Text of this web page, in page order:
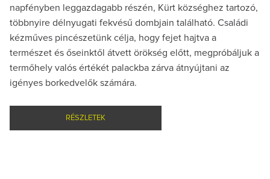
napfényben leggazdagabb részén, Kürt községhez tartozó,
többnyire délnyugati fekvésű dombjain található. Családi
kézműves pincészetünk célja, hogy fejet hajtva a
természet és őseinktől átvett örökség előtt, megpróbáljuk a
termőhely valós értékét palackba zárva átnyújtani az
igényes borkedvelők számára.
RÉSZLETEK